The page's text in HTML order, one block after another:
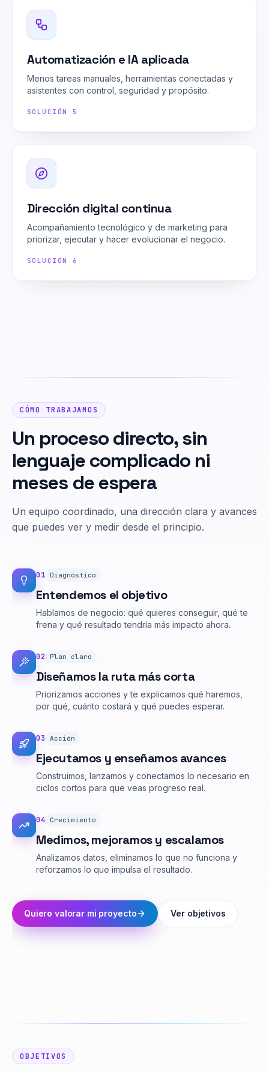
Automatización e IA aplicada
Menos tareas manuales, herramientas conectadas y
asistentes con control, seguridad y propósito.
SOLUCIÓN 5
Dirección digital continua
Acompañamiento tecnológico y de marketing para
priorizar, ejecutar y hacer evolucionar el negocio.
SOLUCIÓN 6
CÓMO TRABAJAMOS
Un proceso directo, sin
lenguaje complicado ni
meses de espera
Un equipo coordinado, una dirección clara y avances
que puedes ver y medir desde el principio.
01 Diagnóstico
Entendemos el objetivo
Hablamos de negocio: qué quieres conseguir, qué te
frena y qué resultado tendría más impacto ahora.
02 Plan claro
Diseñamos la ruta más corta
Priorizamos acciones y te explicamos qué haremos,
por qué, cuánto costará y qué puedes esperar.
03 Acción
Ejecutamos y enseñamos avances
Construimos, lanzamos y conectamos lo necesario en
ciclos cortos para que veas progreso real.
04 Crecimiento
Medimos, mejoramos y escalamos
Analizamos datos, eliminamos lo que no funciona y
reforzamos lo que impulsa el resultado.
Quiero valorar mi proyecto Ver objetivos
OBJETIVOS